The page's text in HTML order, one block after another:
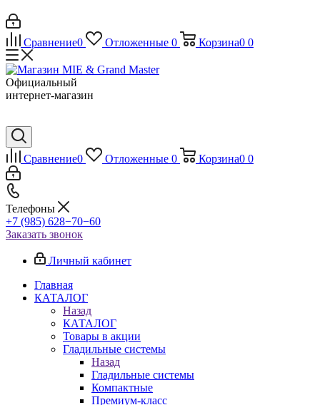
Сравнение0 Отложенные 0 Корзина0 0
Официальный
интернет-магазин
Сравнение0 Отложенные 0 Корзина0 0
Телефоны
+7 (985) 628−70−60
Заказать звонок
Личный кабинет
Главная
КАТАЛОГ
Назад
КАТАЛОГ
Товары в акции
Гладильные системы
Назад
Гладильные системы
Компактные
Премиум-класс